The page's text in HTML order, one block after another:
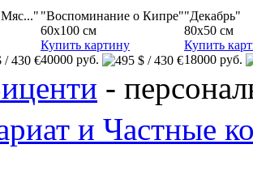
Мяс..." "Воспоминание о Кипре"
60x100 см
Купить картину
40000 руб.
"Декабрь"
80x50 см
Купить
18000 руб.
-
и Частные